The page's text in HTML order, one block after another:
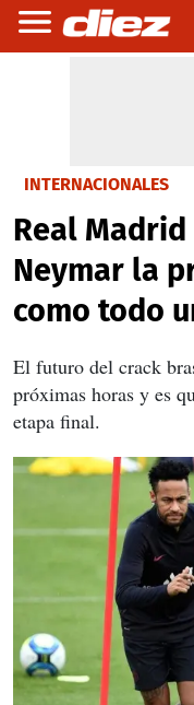
INTERNACIONALES
Real
Neymar la
como todo
El futuro del crack
próximas horas y es
etapa final.